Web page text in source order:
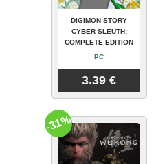
DIGIMON STORY
CYBER SLEUTH:
COMPLETE EDITION
PC
3.39 €
-31%